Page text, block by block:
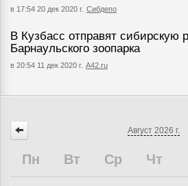
в 17:54 20 дек 2020 г. Сибдепо
В Кузбасс отправят сибирскую
Барнаульского зоопарка
в 20:54 11 дек 2020 г. А42.ru
Август 2026 г.
Пн Вт Ср Чт